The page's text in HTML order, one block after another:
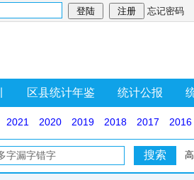
忘记密码
区县统计年鉴 统计公报
2021 2020 2019 2018 2017 2016